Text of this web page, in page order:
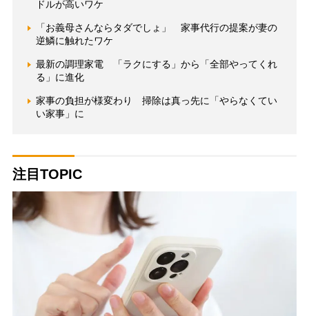
ドルが高いワケ
「お義母さんならタダでしょ」 家事代行の提案が妻の
逆鱗に触れたワケ
最新の調理家電 「ラクにする」から「全部やってくれ
る」に進化
家事の負担が様変わり 掃除は真っ先に「やらなくてい
い家事」に
注目TOPIC